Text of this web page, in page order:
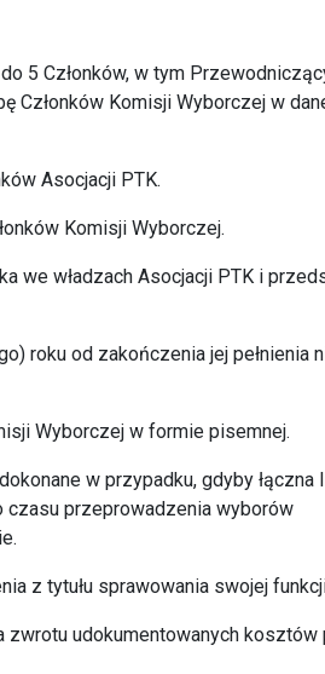
5 Członków, w tym
Członków Komisji Wyborczej w
Asocjacji PTK.
Komisji Wyborczej.
we władzach Asocjacji PTK i
roku od zakończenia jej pełnienia
Wyborczej w formie pisemnej.
w przypadku, gdyby łączna
czasu przeprowadzenia wyborów
z tytułu sprawowania swojej
zwrotu udokumentowanych kosztów